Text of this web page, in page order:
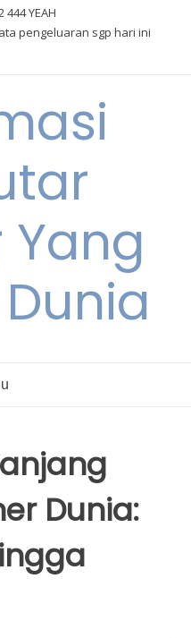
444 YEAH
pengeluaran sgp hari ini
Yang
Dunia: